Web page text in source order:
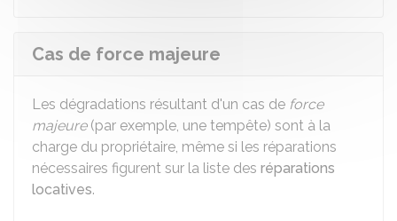
Cas de force majeure
Les dégradations résultant d'un cas de force
majeure(par exemple, une tempête) sont à la
charge du propriétaire, même si les réparations
nécessaires figurent sur la liste des réparations
locatives.